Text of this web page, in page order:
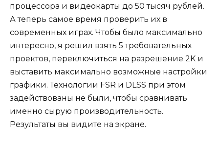
процессора и видеокарты до 50 тысяч рублей.
А теперь самое время проверить их в
современных играх. Чтобы было максимально
интересно, я решил взять 5 требовательных
проектов, переключиться на разрешение 2K и
выставить максимально возможные настройки
графики. Технологии FSR и DLSS при этом
задействованы не были, чтобы сравнивать
именно сырую производительность.
Результаты вы видите на экране.